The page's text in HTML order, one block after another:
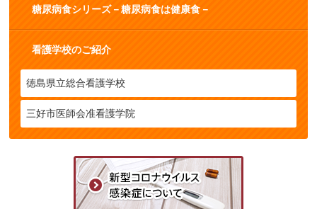
糖尿病食シリーズ－糖尿病食は健康食－
看護学校のご紹介
徳島県立総合看護学校
三好市医師会准看護学院